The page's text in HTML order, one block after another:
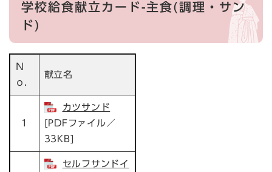
学校給食献立カード-主食(調理・サン
ド)
Ｎ
ｏ．
献立名
1
カツサンド
[PDFファイル／
33KB]
セルフサンドイ